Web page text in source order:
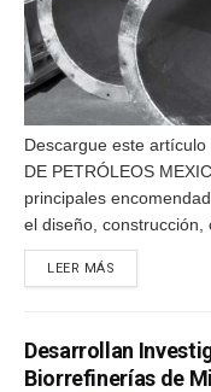
Descargue este
DE PETRÓLEOS
principales
el diseño, construcción,
LEER MÁS
Desarrollan
Biorrefinerías de